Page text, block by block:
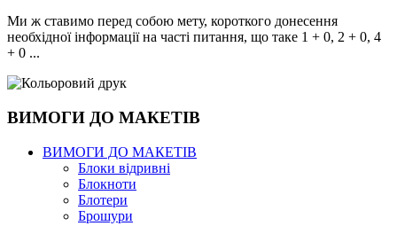
Ми ж ставимо перед собою мету, короткого донесення
необхідної інформації на часті питання, що таке 1 + 0, 2 + 0, 4
+ 0 ...
ВИМОГИ ДО МАКЕТІВ
ВИМОГИ ДО МАКЕТІВ
Блоки відривні
Блокноти
Блотери
Брошури